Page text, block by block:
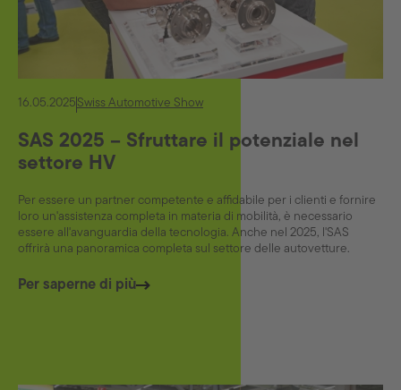
16.05.2025 Swiss Automotive Show
SAS 2025 – Sfruttare il potenziale nel
settore HV
Per essere un partner competente e affidabile per i clienti e fornire
loro un'assistenza completa in materia di mobilità, è necessario
essere all'avanguardia della tecnologia. Anche nel 2025, l'SAS
offrirà una panoramica completa sul settore delle autovetture.
Per saperne di più